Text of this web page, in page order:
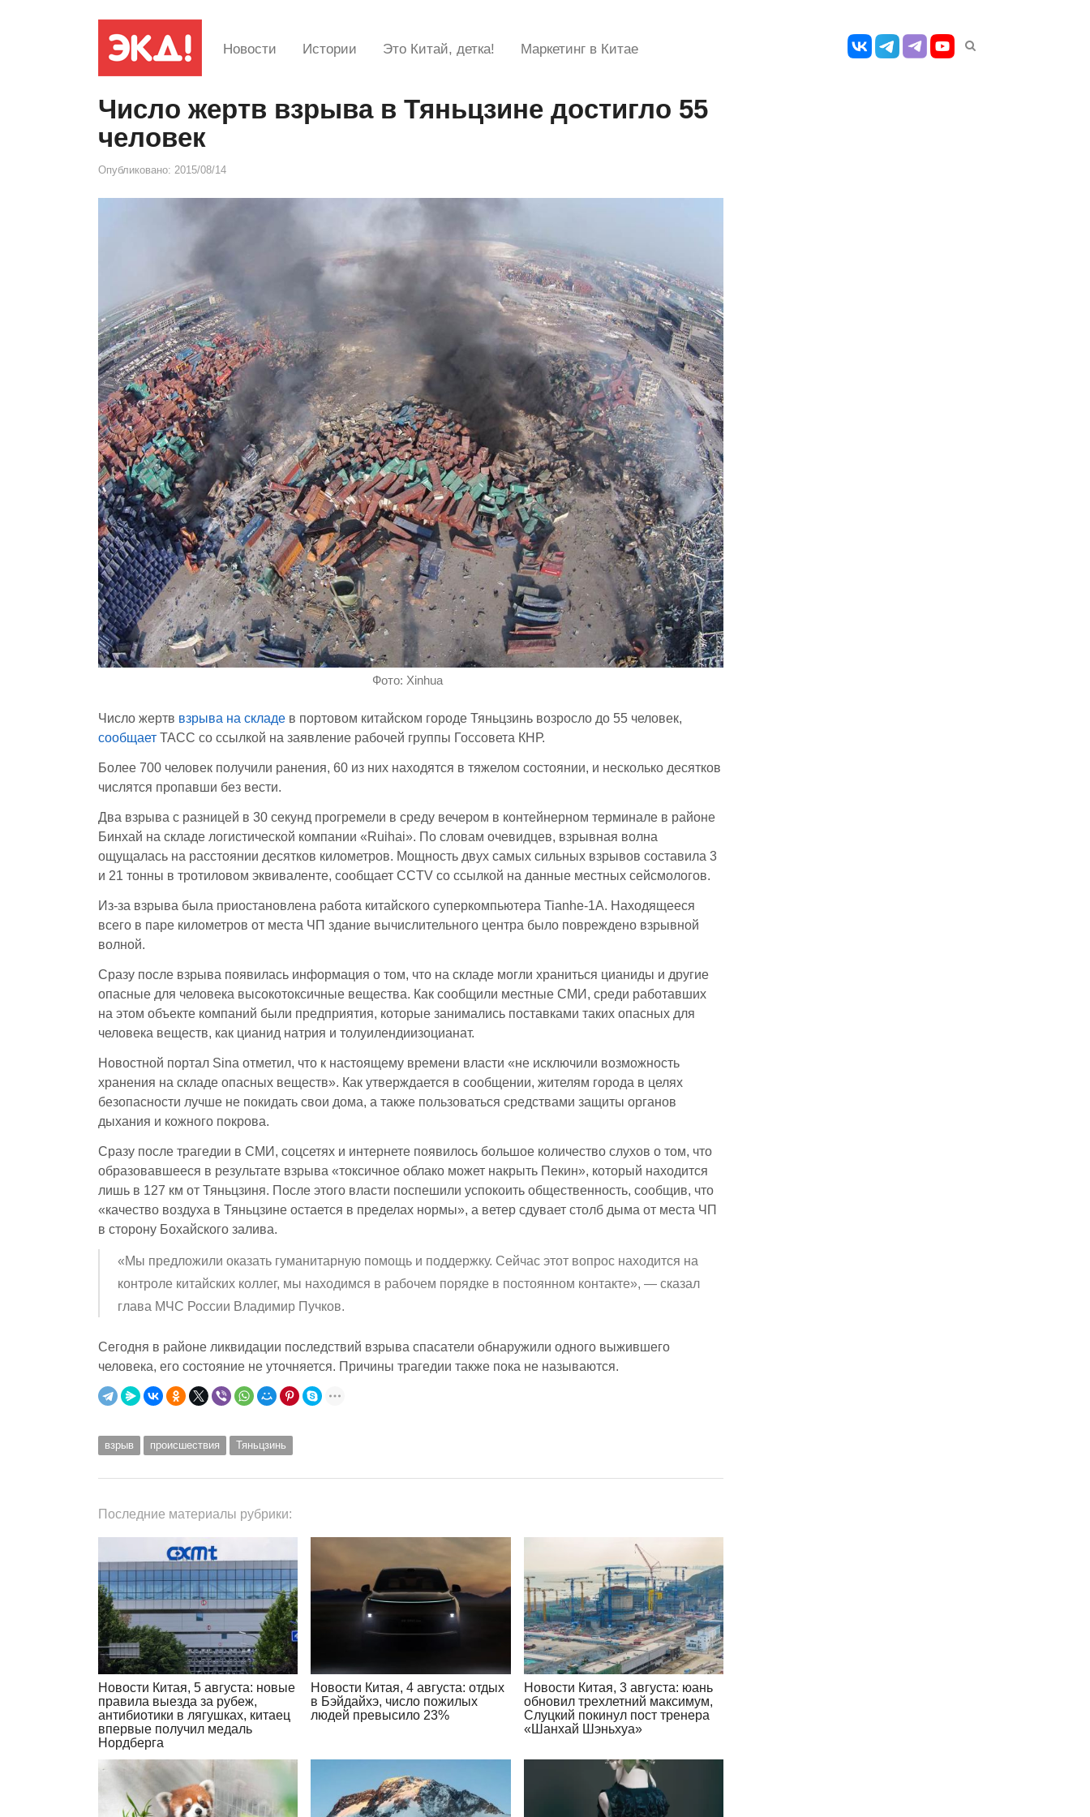
Новости Истории Это Китай, детка! Маркетинг в Китае
Число жертв взрыва в Тяньцзине достигло 55
человек
Опубликовано: 2015/08/14
Фото: Xinhua
Число жертв взрыва на складе в портовом китайском городе Тяньцзинь возросло до 55 человек,
сообщает ТАСС со ссылкой на заявление рабочей группы Госсовета КНР.
Более 700 человек получили ранения, 60 из них находятся в тяжелом состоянии, и несколько десятков
числятся пропавши без вести.
Два взрыва с разницей в 30 секунд прогремели в среду вечером в контейнерном терминале в районе
Бинхай на складе логистической компании «Ruihai». По словам очевидцев, взрывная волна
ощущалась на расстоянии десятков километров. Мощность двух самых сильных взрывов составила 3
и 21 тонны в тротиловом эквиваленте, сообщает CCTV со ссылкой на данные местных сейсмологов.
Из-за взрыва была приостановлена работа китайского суперкомпьютера Tianhe-1A. Находящееся
всего в паре километров от места ЧП здание вычислительного центра было повреждено взрывной
волной.
Сразу после взрыва появилась информация о том, что на складе могли храниться цианиды и другие
опасные для человека высокотоксичные вещества. Как сообщили местные СМИ, среди работавших
на этом объекте компаний были предприятия, которые занимались поставками таких опасных для
человека веществ, как цианид натрия и толуилендиизоцианат.
Новостной портал Sina отметил, что к настоящему времени власти «не исключили возможность
хранения на складе опасных веществ». Как утверждается в сообщении, жителям города в целях
безопасности лучше не покидать свои дома, а также пользоваться средствами защиты органов
дыхания и кожного покрова.
Сразу после трагедии в СМИ, соцсетях и интернете появилось большое количество слухов о том, что
образовавшееся в результате взрыва «токсичное облако может накрыть Пекин», который находится
лишь в 127 км от Тяньцзиня. После этого власти поспешили успокоить общественность, сообщив, что
«качество воздуха в Тяньцзине остается в пределах нормы», а ветер сдувает столб дыма от места ЧП
в сторону Бохайского залива.
«Мы предложили оказать гуманитарную помощь и поддержку. Сейчас этот вопрос находится на
контроле китайских коллег, мы находимся в рабочем порядке в постоянном контакте», — сказал
глава МЧС России Владимир Пучков.
Сегодня в районе ликвидации последствий взрыва спасатели обнаружили одного выжившего
человека, его состояние не уточняется. Причины трагедии также пока не называются.
взрыв происшествия Тяньцзинь
Последние материалы рубрики:
Новости Китая, 5 августа: новые
правила выезда за рубеж,
антибиотики в лягушках, китаец
впервые получил медаль
Нордберга
Новости Китая, 4 августа: отдых
в Бэйдайхэ, число пожилых
людей превысило 23%
Новости Китая, 3 августа: юань
обновил трехлетний максимум,
Слуцкий покинул пост тренера
«Шанхай Шэньхуа»